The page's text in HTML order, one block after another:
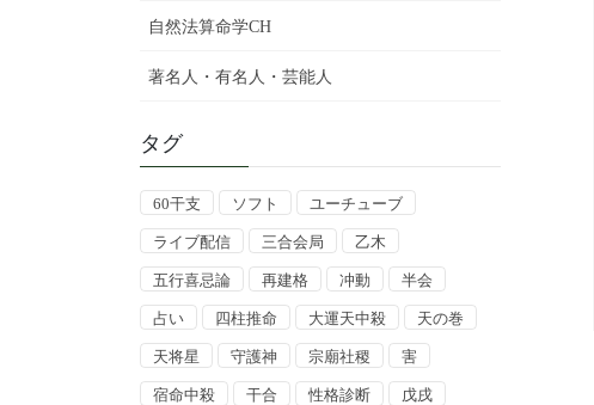
自然法算命学CH
著名人・有名人・芸能人
タグ
60干支 ソフト ユーチューブ
ライブ配信 三合会局 乙木
五行喜忌論 再建格 冲動 半会
占い 四柱推命 大運天中殺 天の巻
天将星 守護神 宗廟社稷 害
宿命中殺 干合 性格診断 戊戌